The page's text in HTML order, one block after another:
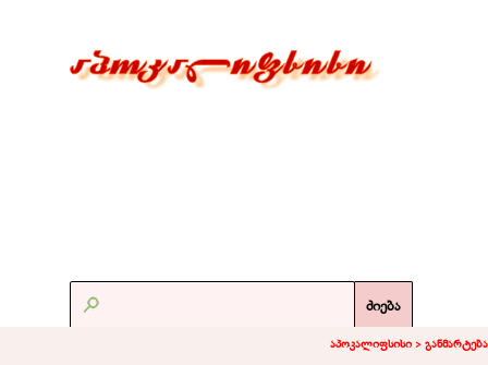
ძიება
აპოკალიფსისი > განმარტება